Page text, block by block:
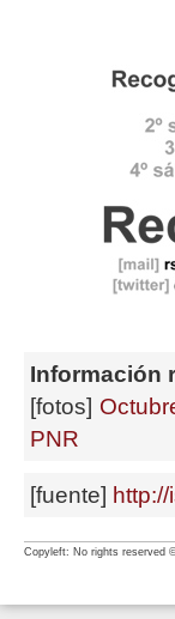
Información
[fotos]
PNR
[fuente]
Copyleft: No rights reserved